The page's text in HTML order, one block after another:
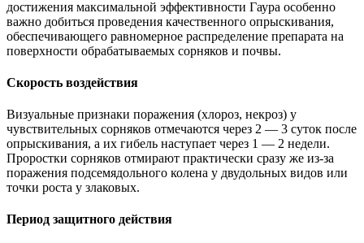
достижения максимальной эффективности Гаура особенно
важно добиться проведения качественного опрыскивания,
обеспечивающего равномерное распределение препарата на
поверхности обрабатываемых сорняков и почвы.
Скорость воздействия
Визуальные признаки поражения (хлороз, некроз) у
чувствительных сорняков отмечаются через 2 — 3 суток после
опрыскивания, а их гибель наступает через 1 — 2 недели.
Проростки сорняков отмирают практически сразу же из-за
поражения подсемядольного колена у двудольных видов или
точки роста у злаковых.
Период защитного действия